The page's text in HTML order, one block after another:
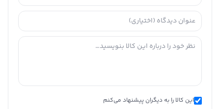
این کالا را به دیگران پیشنهاد می‌کنم